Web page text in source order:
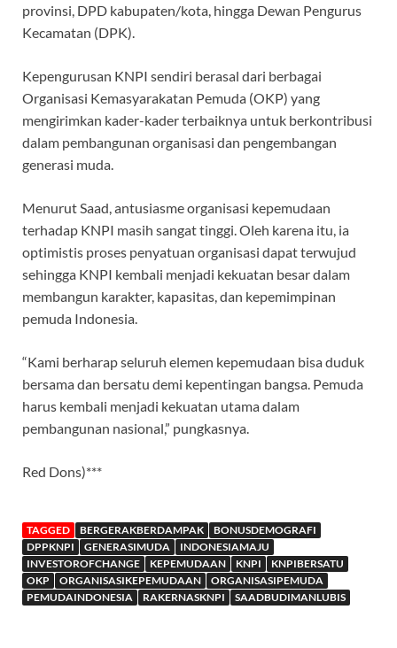
provinsi, DPD kabupaten/kota, hingga Dewan Pengurus
Kecamatan (DPK).
Kepengurusan KNPI sendiri berasal dari berbagai
Organisasi Kemasyarakatan Pemuda (OKP) yang
mengirimkan kader-kader terbaiknya untuk berkontribusi
dalam pembangunan organisasi dan pengembangan
generasi muda.
Menurut Saad, antusiasme organisasi kepemudaan
terhadap KNPI masih sangat tinggi. Oleh karena itu, ia
optimistis proses penyatuan organisasi dapat terwujud
sehingga KNPI kembali menjadi kekuatan besar dalam
membangun karakter, kapasitas, dan kepemimpinan
pemuda Indonesia.
“Kami berharap seluruh elemen kepemudaan bisa duduk
bersama dan bersatu demi kepentingan bangsa. Pemuda
harus kembali menjadi kekuatan utama dalam
pembangunan nasional,” pungkasnya.
Red Dons)***
TAGGED BERGERAKBERDAMPAK
BONUSDEMOGRAFI
DPPKNPI
GENERASIMUDA
INDONESIAMAJU
INVESTOROFCHANGE
KEPEMUDAAN KNPI
KNPIBERSATU
OKP
ORGANISASIKEPEMUDAAN
ORGANISASIPEMUDA
PEMUDAINDONESIA
RAKERNASKNPI SAADBUDIMANLUBIS